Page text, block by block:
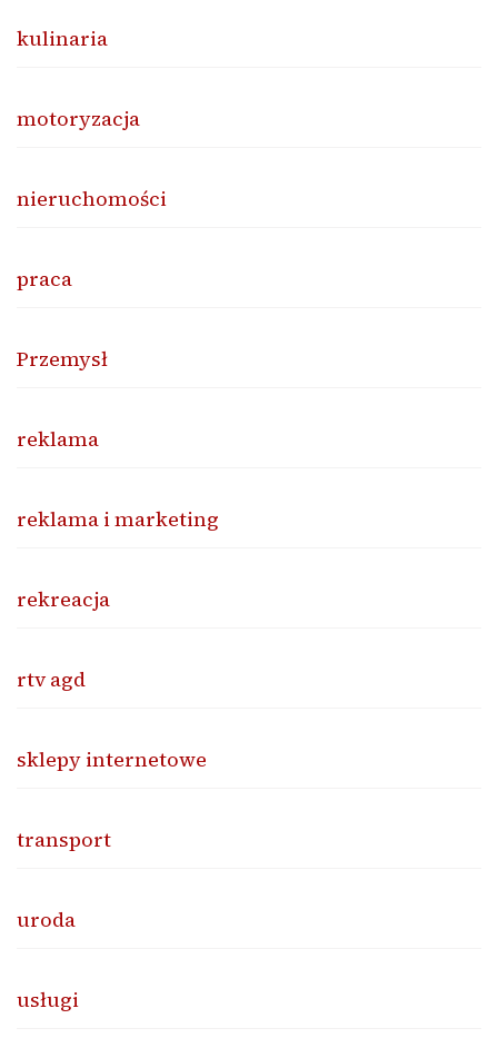
kulinaria
motoryzacja
nieruchomości
praca
Przemysł
reklama
reklama i marketing
rekreacja
rtv agd
sklepy internetowe
transport
uroda
usługi